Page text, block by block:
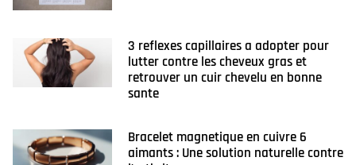
3 reflexes capillaires a adopter pour
lutter contre les cheveux gras et
retrouver un cuir chevelu en bonne
sante
Bracelet magnetique en cuivre 6
aimants : Une solution naturelle contre